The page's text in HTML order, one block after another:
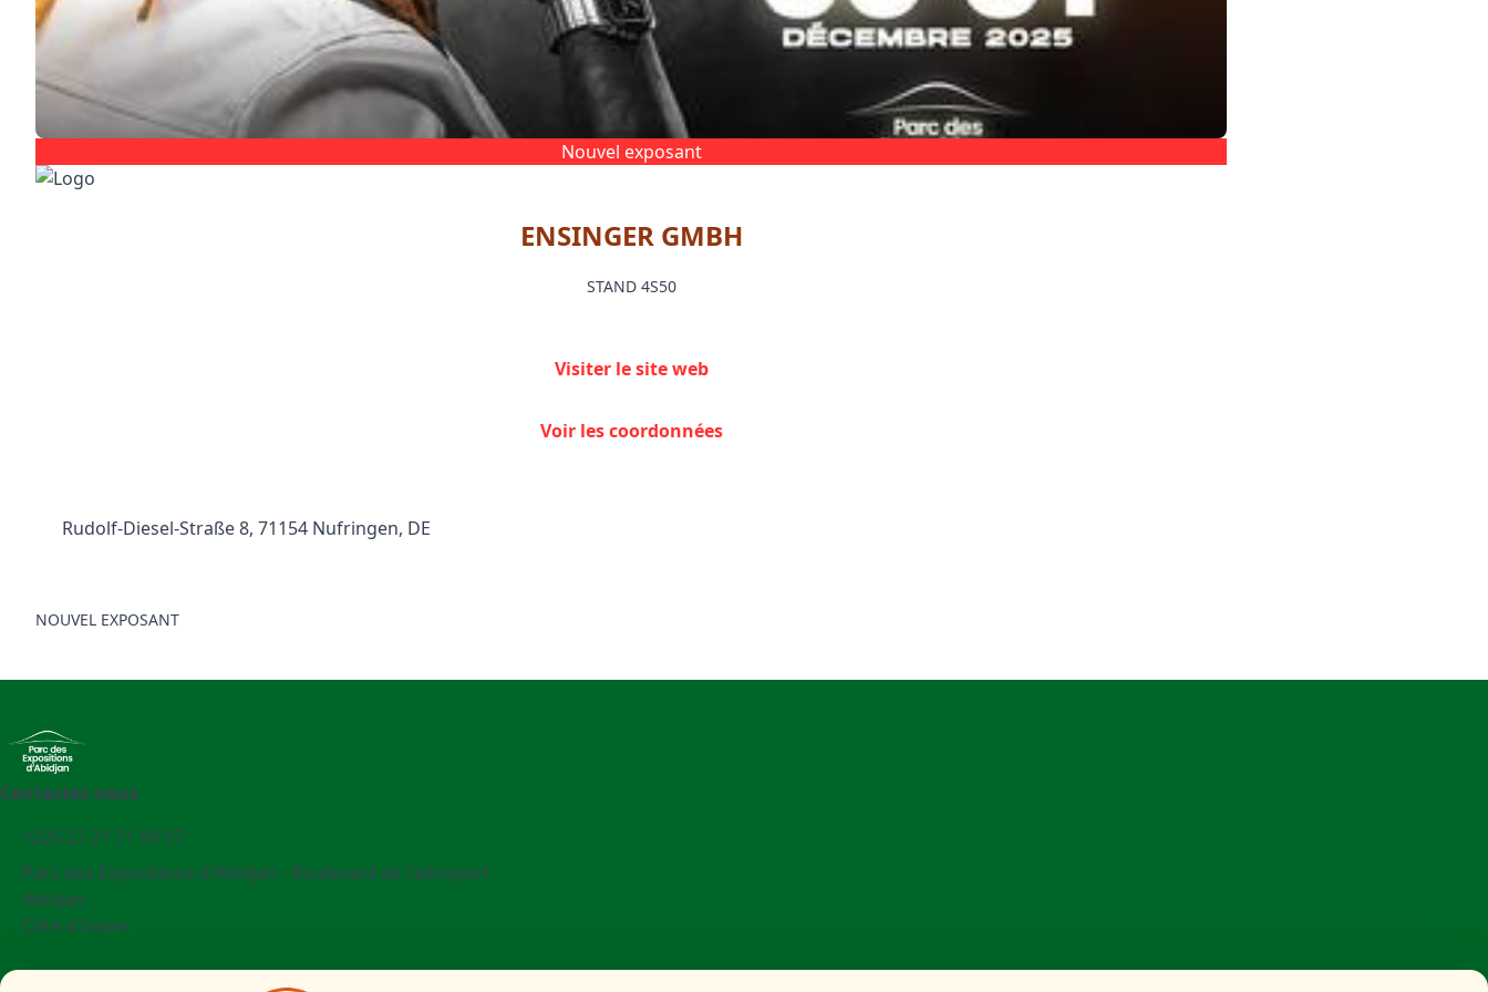
Nouvel exposant
ENSINGER GMBH
STAND 4S50
Visiter le site web
Voir les coordonnées
Rudolf-Diesel-Straße 8, 71154 Nufringen, DE
NOUVEL EXPOSANT
Contactez-nous
+225 27 21 71 09 97
Parc des Expositions d'Abidjan - Boulevard de l'aéroport
Abidjan
Côte d'Ivoire